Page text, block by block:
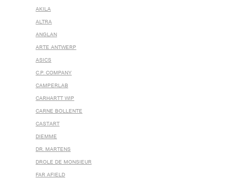
AKILA
ALTRA
ANGLAN
ARTE ANTWERP
ASICS
C.P. COMPANY
CAMPERLAB
CARHARTT WIP
CARNE BOLLENTE
CASTART
DIEMME
DR. MARTENS
DROLE DE MONSIEUR
FAR AFIELD